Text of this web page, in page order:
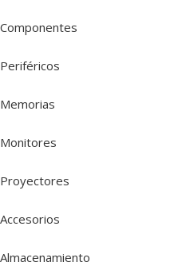
Componentes
Periféricos
Memorias
Monitores
Proyectores
Accesorios
Almacenamiento